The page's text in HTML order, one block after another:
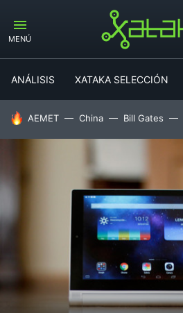
MENÚ
ANÁLISIS XATAKA SELECCIÓN
HOY SE HABLA DE
AEMET China Bill Gates